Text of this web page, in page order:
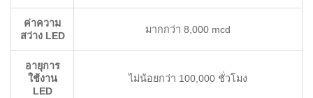
ค่าความ
สว่าง LED
มากกว่า 8,000 mcd
อายุการ
ใช้งาน
LED
ไม่น้อยกว่า 100,000 ชั่วโมง